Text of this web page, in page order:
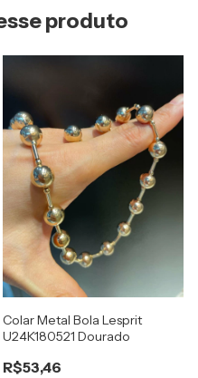
produto
Colar Metal Bola Lesprit
U24K180521 Dourado
R$53,46